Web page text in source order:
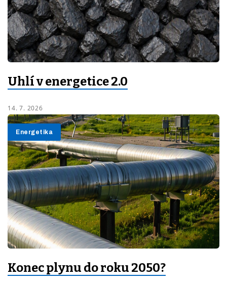
Uhlí v energetice 2.0
14. 7. 2026
Energetika
Konec plynu do roku 2050?